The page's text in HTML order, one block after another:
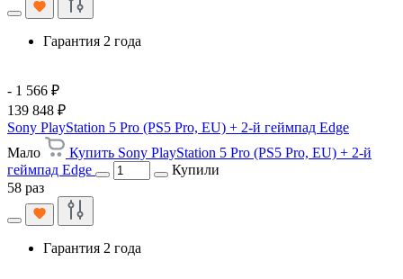
Гарантия 2 года
- 1 566 ₽
139 848 ₽
Sony PlayStation 5 Pro (PS5 Pro, EU) + 2-й геймпад Edge
Мало
Купить Sony PlayStation 5 Pro (PS5 Pro, EU) + 2-й
геймпад Edge
Купили
58 раз
Гарантия 2 года